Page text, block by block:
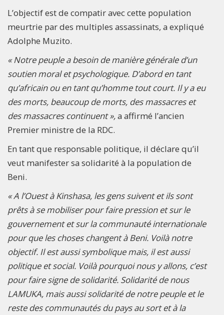
L’objectif est de compatir avec cette population
meurtrie par des multiples assassinats, a expliqué
Adolphe Muzito.
« Notre peuple a besoin de manière générale d’un
soutien moral et psychologique. D’abord en tant
qu’africain ou en tant qu’homme tout court. Il y a eu
des morts, beaucoup de morts, des massacres et
des massacres continuent »,a affirmé l’ancien
Premier ministre de la RDC.
En tant que responsable politique, il déclare qu’il
veut manifester sa solidarité à la population de
Beni.
« A l’Ouest à Kinshasa, les gens suivent et ils sont
prêts à se mobiliser pour faire pression et sur le
gouvernement et sur la communauté internationale
pour que les choses changent à Beni. Voilà notre
objectif. Il est aussi symbolique mais, il est aussi
politique et social. Voilà pourquoi nous y allons, c’est
pour faire signe de solidarité. Solidarité de nous
LAMUKA, mais aussi solidarité de notre peuple et le
reste des communautés du pays au sort et à la